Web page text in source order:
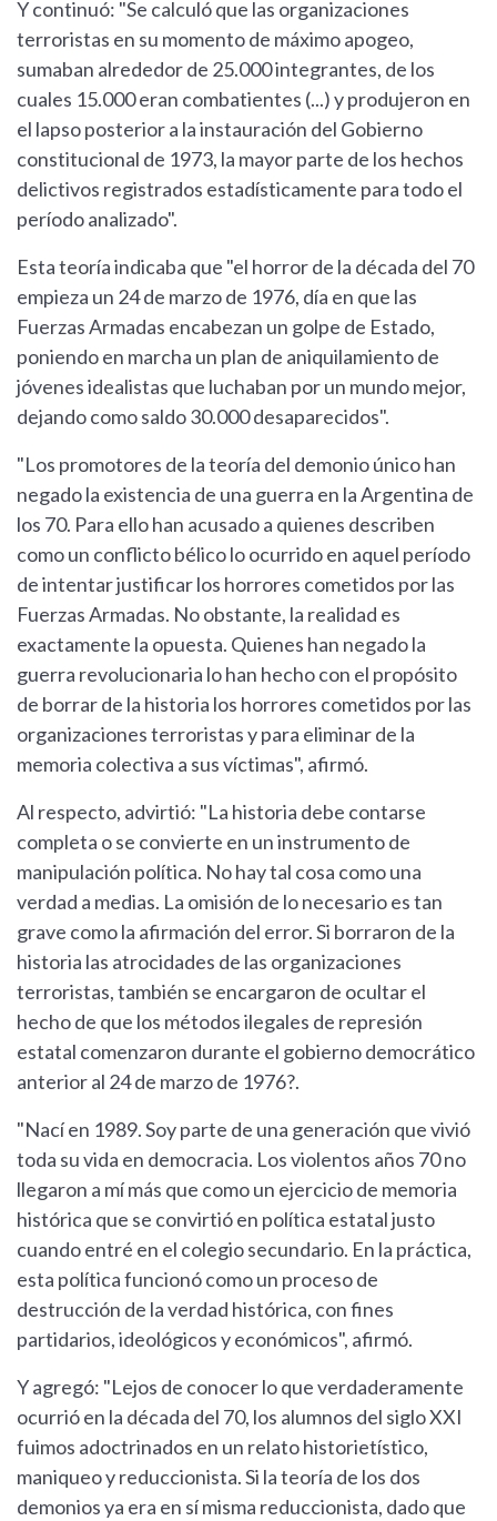
Y continuó: "Se calculó que las organizaciones
terroristas en su momento de máximo apogeo,
sumaban alrededor de 25.000 integrantes, de los
cuales 15.000 eran combatientes (...) y produjeron en
el lapso posterior a la instauración del Gobierno
constitucional de 1973, la mayor parte de los hechos
delictivos registrados estadísticamente para todo el
período analizado".
Esta teoría indicaba que "el horror de la década del 70
empieza un 24 de marzo de 1976, día en que las
Fuerzas Armadas encabezan un golpe de Estado,
poniendo en marcha un plan de aniquilamiento de
jóvenes idealistas que luchaban por un mundo mejor,
dejando como saldo 30.000 desaparecidos".
"Los promotores de la teoría del demonio único han
negado la existencia de una guerra en la Argentina de
los 70. Para ello han acusado a quienes describen
como un conflicto bélico lo ocurrido en aquel período
de intentar justificar los horrores cometidos por las
Fuerzas Armadas. No obstante, la realidad es
exactamente la opuesta. Quienes han negado la
guerra revolucionaria lo han hecho con el propósito
de borrar de la historia los horrores cometidos por las
organizaciones terroristas y para eliminar de la
memoria colectiva a sus víctimas", afirmó.
Al respecto, advirtió: "La historia debe contarse
completa o se convierte en un instrumento de
manipulación política. No hay tal cosa como una
verdad a medias. La omisión de lo necesario es tan
grave como la afirmación del error. Si borraron de la
historia las atrocidades de las organizaciones
terroristas, también se encargaron de ocultar el
hecho de que los métodos ilegales de represión
estatal comenzaron durante el gobierno democrático
anterior al 24 de marzo de 1976?.
"Nací en 1989. Soy parte de una generación que vivió
toda su vida en democracia. Los violentos años 70 no
llegaron a mí más que como un ejercicio de memoria
histórica que se convirtió en política estatal justo
cuando entré en el colegio secundario. En la práctica,
esta política funcionó como un proceso de
destrucción de la verdad histórica, con fines
partidarios, ideológicos y económicos", afirmó.
Y agregó: "Lejos de conocer lo que verdaderamente
ocurrió en la década del 70, los alumnos del siglo XXI
fuimos adoctrinados en un relato historietístico,
maniqueo y reduccionista. Si la teoría de los dos
demonios ya era en sí misma reduccionista, dado que